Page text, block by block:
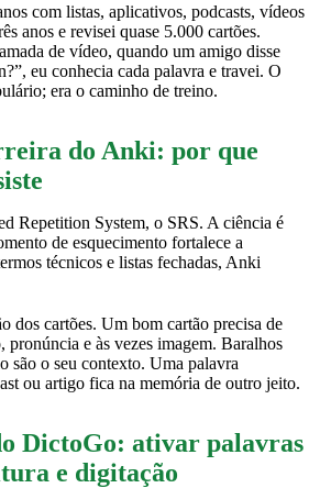
com listas, aplicativos, podcasts, vídeos
anos e revisei quase 5.000 cartões.
de vídeo, quando um amigo disse
eu conhecia cada palavra e travei. O
era o caminho de treino.
do Anki: por que
Repetition System, o SRS. A ciência é
de esquecimento fortalece a
técnicos e listas fechadas, Anki
dos cartões. Um bom cartão precisa de
pronúncia e às vezes imagem. Baralhos
são o seu contexto. Uma palavra
ou artigo fica na memória de outro jeito.
DictoGo: ativar palavras
e digitação